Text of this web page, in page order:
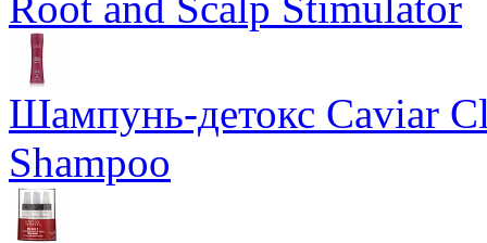
Шампунь-детокс Caviar
Shampoo